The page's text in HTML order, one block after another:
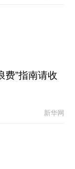
费”指南请收
新华网